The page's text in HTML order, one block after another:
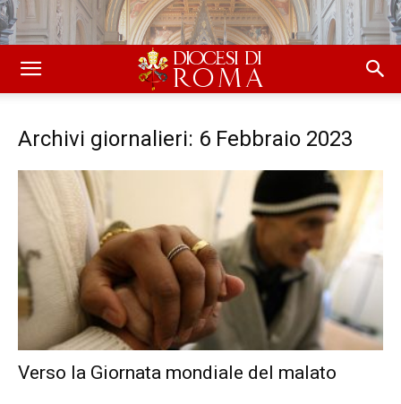
Archivi giornalieri: 6 Febbraio 2023
Verso la Giornata mondiale del malato